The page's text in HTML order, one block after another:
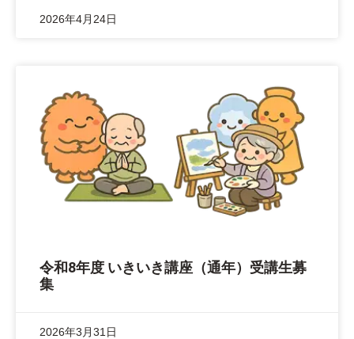
2026年4月24日
令和8年度 いきいき講座（通年）受講生募
集
2026年3月31日